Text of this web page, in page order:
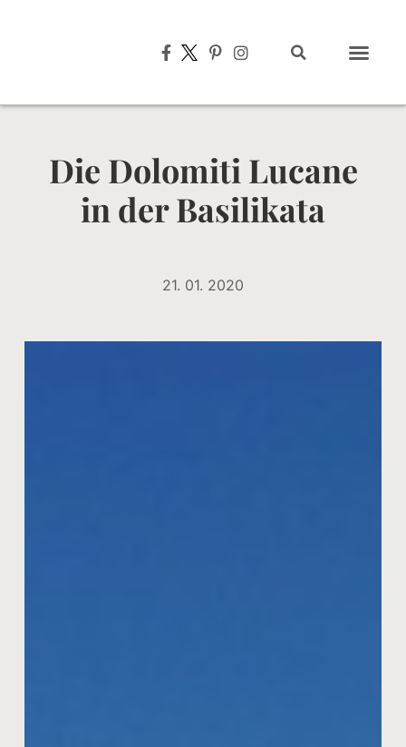
Die Dolomiti Lucane
in der Basilikata
21. 01. 2020